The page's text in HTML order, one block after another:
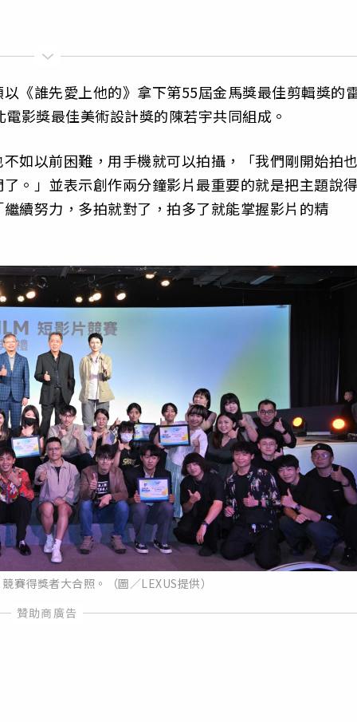
《誰先愛上他的》拿下第55屆金馬獎最佳剪輯獎的
影獎最佳美術設計獎的陳若宇共同組成。
如以前困難，用手機就可以拍攝，「我們剛開始拍也
。」並表示創作兩分鐘影片最重要的就是把主題說得
續努力，多拍就對了，拍多了就能掌握影片的精
賽得獎者大合照。（圖／LEXUS提供）